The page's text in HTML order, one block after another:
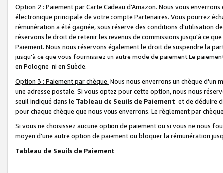
Option 2 : Paiement par Carte Cadeau d’Amazon. Nous vous
électronique principale de votre compte Partenaires. Vous pourrez
rémunération a été gagnée, sous réserve des conditions d'utilisation
réservons le droit de retenir les revenus de commissions jusqu'à ce
Paiement. Nous nous réservons également le droit de suspendre la
jusqu'à ce que vous fournissiez un autre mode de paiement.Le
en Pologne ni en Suède.
Option 3 : Paiement par chèque. Nous nous enverrons un chèque d'un
une adresse postale. Si vous optez pour cette option, nous nous
seuil indiqué dans le Tableau de Seuils de Paiement et de déduire
pour chaque chèque que nous vous enverrons. Le règlement par
Si vous ne choisissez aucune option de paiement ou si vous ne nous
moyen d’une autre option de paiement ou bloquer la rémunération
Tableau de Seuils de Paiement